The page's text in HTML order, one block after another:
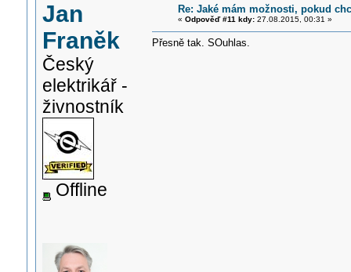
Jan
Franěk
Český
elektrikář -
živnostník
Offline
Re: Jaké mám možnosti, pokud
« Odpověď #11 kdy:27.08.2015, 00:31 »
Přesně tak. SOuhlas.